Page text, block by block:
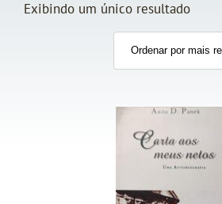
Exibindo um único resultado